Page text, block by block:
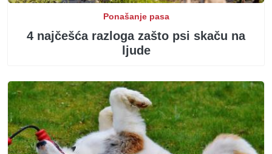
Ponašanje pasa
4 najčešća razloga zašto psi skaču na
ljude